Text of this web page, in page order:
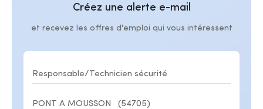
Créez une alerte e-mail
et recevez les offres d'emploi qui vous intéressent